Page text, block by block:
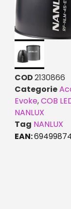
COD2130866
Categorie
Evoke,COB
NANLUX
Tag NANLUX
EAN: